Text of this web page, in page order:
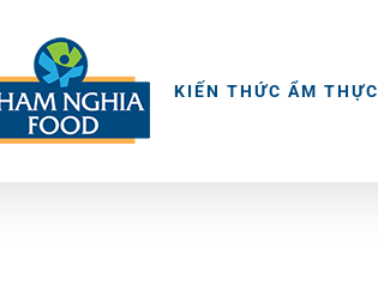
KIẾN THỨC ẨM THỰC